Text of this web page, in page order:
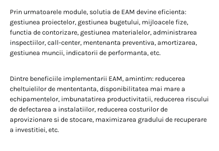
Prin urmatoarele module, solutia de EAM devine eficienta:
gestiunea proiectelor, gestiunea bugetului, mijloacele fize,
functia de contorizare, gestiunea materialelor, administrarea
inspectiilor, call-center, mentenanta preventiva, amortizarea,
gestiunea muncii, indicatorii de performanta, etc.
Dintre beneficiile implementarii EAM, amintim: reducerea
cheltuielilor de mententanta, disponibilitatea mai mare a
echipamentelor, imbunatatirea productivitatii, reducerea riscului
de defectarea a instalatiilor, reducerea costurilor de
aprovizionare si de stocare, maximizarea gradului de recuperare
a investitiei, etc.